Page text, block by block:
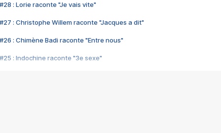
#28 : Lorie raconte "Je vais vite"
#27 : Christophe Willem raconte "Jacques a dit"
#26 : Chimène Badi raconte "Entre nous"
#25 : Indochine raconte "3e sexe"